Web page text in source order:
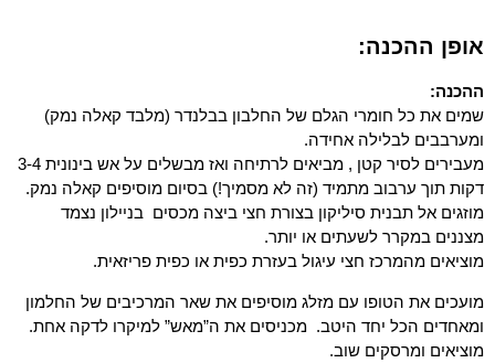
אופן ההכנה:
ההכנה:
שמים את כל חומרי הגלם של החלבון בבלנדר (מלבד קאלה נמק)
ומערבבים לבלילה אחידה.
מעבירים לסיר קטן , מביאים לרתיחה ואז מבשלים על אש בינונית 3-4
דקות תוך ערבוב מתמיד (זה לא מסמיך!) בסיום מוסיפים קאלה נמק.
מוזגים אל תבנית סיליקון בצורת חצי ביצה מכסים בניילון נצמד
מצננים במקרר לשעתים או יותר.
מוציאים מהמרכז חצי עיגול בעזרת כפית או כפית פריזאית.
מועכים את הטופו עם מזלג מוסיפים את שאר המרכיבים של החלמון
ומאחדים הכל יחד היטב. מכניסים את ה”מאש” למיקרו לדקה אחת.
מוציאים ומרסקים שוב.